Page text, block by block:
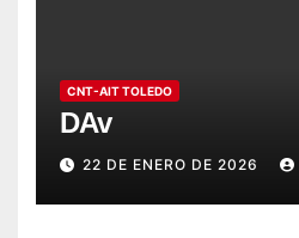
CNT-AIT TOLEDO
DAv
22 DE ENERO DE 2026